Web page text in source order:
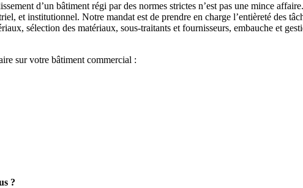
d’un bâtiment régi par des normes strictes n’est pas une mince
et institutionnel. Notre mandat est de prendre en charge l’entièreté des
sélection des matériaux, sous-traitants et fournisseurs, embauche et
sur votre bâtiment commercial :
?